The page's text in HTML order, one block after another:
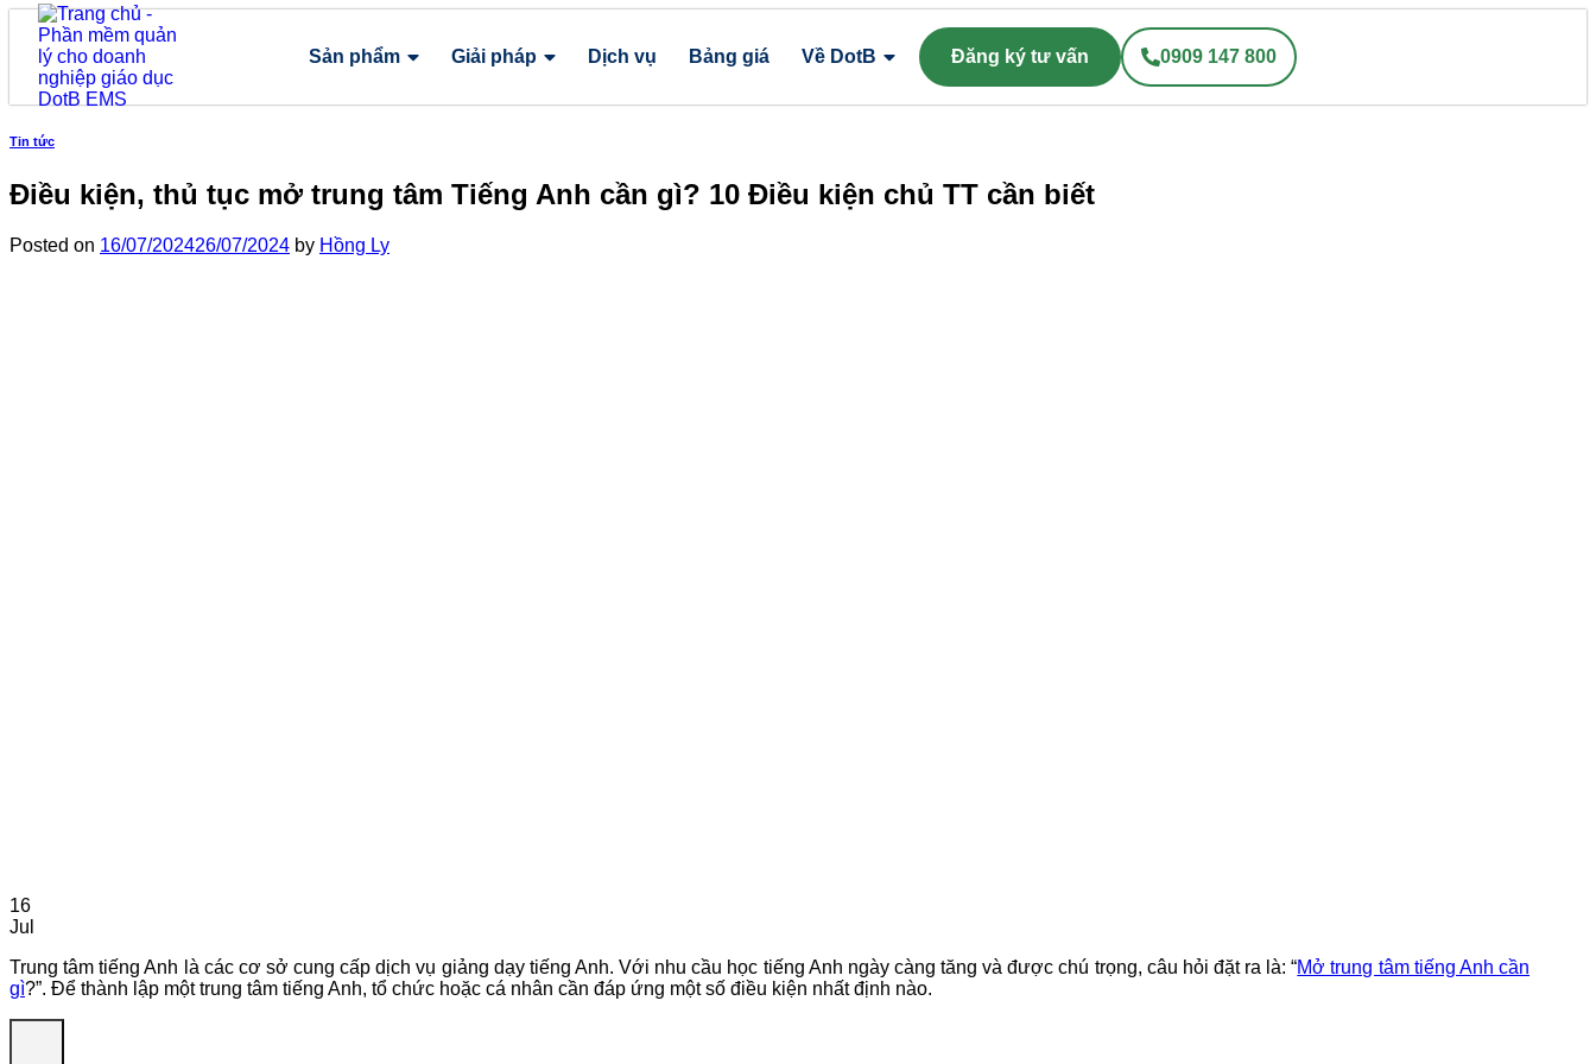
Sản phẩm Giải pháp Dịch vụ Bảng giá Về DotB Đăng ký tư vấn 0909 147 800
Tin tức
Điều kiện, thủ tục mở trung tâm Tiếng Anh cần gì? 10 Điều kiện chủ TT cần biết
Posted on 16/07/202426/07/2024 by Hồng Ly
16
Jul
Trung tâm tiếng Anh là các cơ sở cung cấp dịch vụ giảng dạy tiếng Anh. Với nhu cầu học tiếng Anh ngày càng tăng và được chú trọng, câu hỏi đặt ra là: “Mở trung tâm tiếng Anh cần
gì?”. Để thành lập một trung tâm tiếng Anh, tổ chức hoặc cá nhân cần đáp ứng một số điều kiện nhất định nào.